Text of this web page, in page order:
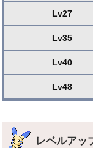
Lv27
Lv35
Lv40
Lv48
レベルアッ